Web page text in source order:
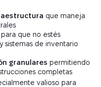
que maneja
para que no estés
sistemas de inventario
granulares permitiendo
completas
valioso para